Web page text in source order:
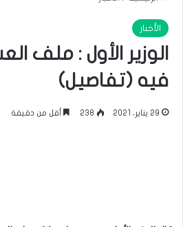
الأخبار
الوزير الأول : ملف
فيه (تفاصيل)
29 يناير، 2021 238 أقل من دقيقة